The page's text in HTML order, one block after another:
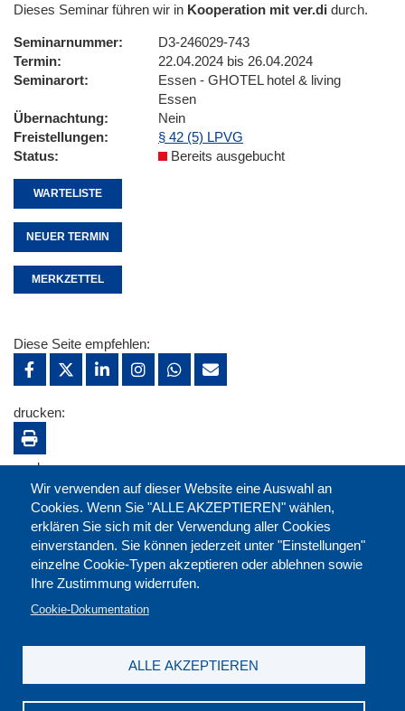
Dieses Seminar führen wir in Kooperation mit ver.di durch.
Seminarnummer
D3-246029-743
Termin
22.04.2024 bis 26.04.2024
Seminarort
Essen - GHOTEL hotel & living
Essen
Übernachtung
Nein
Freistellungen
§ 42 (5) LPVG
Status
Bereits ausgebucht
WARTELISTE
NEUER TERMIN
MERKZETTEL
Wir verwenden auf dieser Website eine Auswahl an
Cookies. Wenn Sie "ALLE AKZEPTIEREN" wählen,
erklären Sie sich mit der Verwendung aller Cookies
einverstanden. Sie können jederzeit unter "Einstellungen"
einzelne Cookie-Typen akzeptieren oder ablehnen sowie
Ihre Zustimmung widerrufen.
Cookie-Dokumentation
ALLE AKZEPTIEREN
Diese Seite empfehlen:
drucken:
merken: